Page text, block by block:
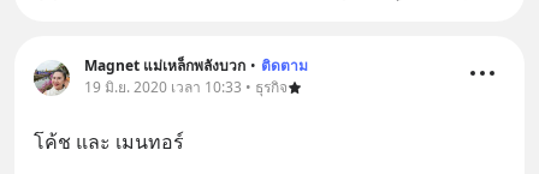
Magnet แม่เหล็กพลังบวก • ติดตาม
19 มิ.ย. 2020 เวลา 10:33 • ธุรกิจ
โค้ช และ เมนทอร์